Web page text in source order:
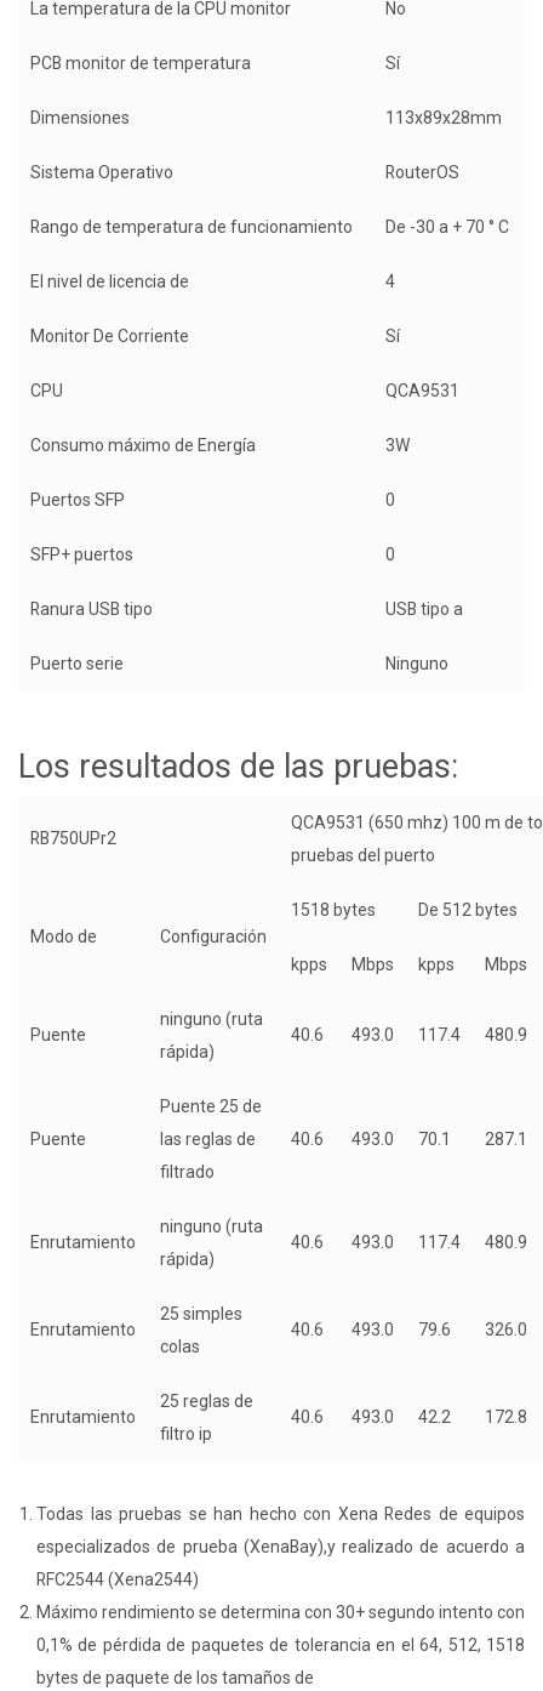
La temperatura de la CPU monitor No
PCB monitor de temperatura Sí
Dimensiones 113x89x28mm
Sistema Operativo RouterOS
Rango de temperatura de funcionamiento De -30 a + 70 ° C
El nivel de licencia de 4
Monitor De Corriente Sí
CPU QCA9531
Consumo máximo de Energía 3W
Puertos SFP 0
SFP+ puertos 0
Ranura USB tipo USB tipo a
Puerto serie Ninguno
Los resultados de las pruebas:
RB750UPr2
QCA9531 (650 mhz) 100 m de
pruebas del puerto
Modo de Configuración
1518 bytes De 512 bytes
kpps Mbps kpps Mbps
Puente
ninguno (ruta
rápida)
40.6 493.0 117.4 480.9
Puente
Puente 25 de
las reglas de
filtrado
40.6 493.0 70.1 287.1
Enrutamiento
ninguno (ruta
rápida)
40.6 493.0 117.4 480.9
Enrutamiento
25 simples
colas
40.6 493.0 79.6 326.0
Enrutamiento
25 reglas de
filtro ip
40.6 493.0 42.2 172.8
Todas las pruebas se han hecho con Xena Redes de equipos
especializados de prueba (XenaBay),y realizado de acuerdo a
RFC2544 (Xena2544)
Máximo rendimiento se determina con 30+ segundo intento con
0,1% de pérdida de paquetes de tolerancia en el 64, 512, 1518
bytes de paquete de los tamaños de